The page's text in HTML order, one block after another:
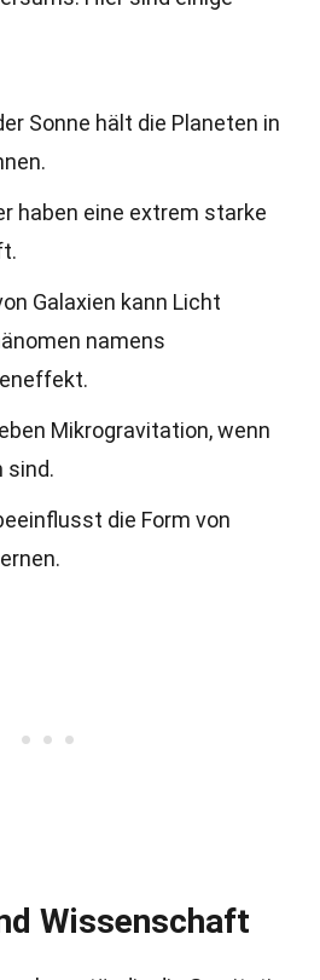
Sonne hält die Planeten in
haben eine extrem starke
Galaxien kann Licht
namens
Mikrogravitation, wenn
sind.
die Form von
Wissenschaft